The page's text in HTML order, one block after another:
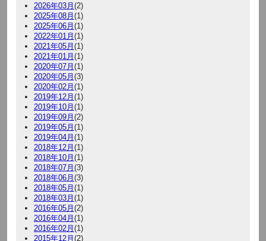
2026年03月(2)
2025年08月(1)
2025年06月(1)
2022年01月(1)
2021年05月(1)
2021年01月(1)
2020年07月(1)
2020年05月(3)
2020年02月(1)
2019年12月(1)
2019年10月(1)
2019年09月(2)
2019年05月(1)
2019年04月(1)
2018年12月(1)
2018年10月(1)
2018年07月(3)
2018年06月(3)
2018年05月(1)
2018年03月(1)
2016年05月(2)
2016年04月(1)
2016年02月(1)
2015年12月(2)